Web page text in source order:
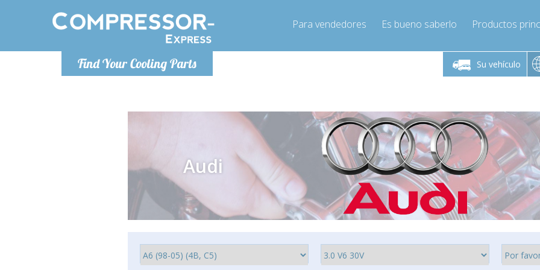
Find Your Cooling Parts
Para vendedores Es bueno saberlo Productos
Su vehículo
De lunes a viernes de 9:00 a De lunes a viernes de 9:00 a
16:00
Info@compressor-express.es
De lunes a
Audi